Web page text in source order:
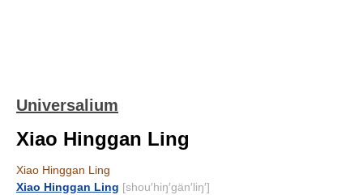
Universalium
Xiao Hinggan Ling
Xiao Hinggan Ling
Xiao Hinggan Ling [shou′hiŋ′gän′liŋ′]